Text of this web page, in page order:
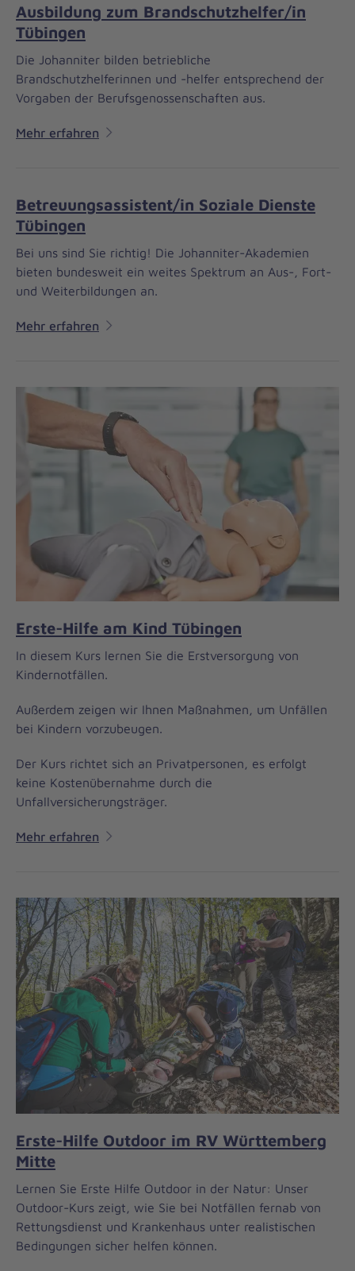
Ausbildung zum Brandschutzhelfer/in
Tübingen
Die Johanniter bilden betriebliche
Brandschutzhelferinnen und -helfer entsprechend der
Vorgaben der Berufsgenossenschaften aus.
Mehr erfahren
Betreuungsassistent/in Soziale Dienste
Tübingen
Bei uns sind Sie richtig! Die Johanniter-Akademien
bieten bundesweit ein weites Spektrum an Aus-, Fort-
und Weiterbildungen an.
Mehr erfahren
Erste-Hilfe am Kind Tübingen
In diesem Kurs lernen Sie die Erstversorgung von
Kindernotfällen.
Außerdem zeigen wir Ihnen Maßnahmen, um Unfällen
bei Kindern vorzubeugen.
Der Kurs richtet sich an Privatpersonen, es erfolgt
keine Kostenübernahme durch die
Unfallversicherungsträger.
Mehr erfahren
Erste-Hilfe Outdoor im RV Württemberg
Mitte
Lernen Sie Erste Hilfe Outdoor in der Natur: Unser
Outdoor-Kurs zeigt, wie Sie bei Notfällen fernab von
Rettungsdienst und Krankenhaus unter realistischen
Bedingungen sicher helfen können.